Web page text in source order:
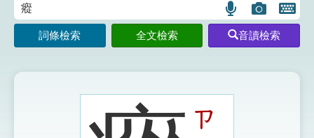
注音索引圖示 筆畫索引圖示 部首索引表圖示
語
言
搜
示
圖
片
搜
開
鍵
圖
詞條檢索 全文檢索 音讀檢索
ㄗ